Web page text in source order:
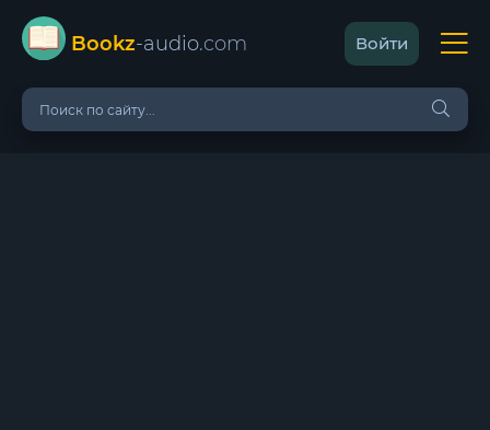
Bookz-audio.com Войти